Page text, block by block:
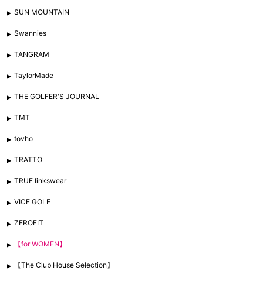
SUN MOUNTAIN
Swannies
TANGRAM
TaylorMade
THE GOLFER'S JOURNAL
TMT
tovho
TRATTO
TRUE linkswear
VICE GOLF
ZEROFIT
【for WOMEN】
【The Club House Selection】